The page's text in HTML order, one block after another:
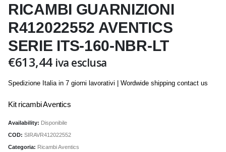
RICAMBI GUARNIZIONI
R412022552 AVENTICS
SERIE ITS-160-NBR-LT
€613,44 iva esclusa
Spedizione Italia in 7 giorni lavorativi | Wordwide shipping contact us
Kit ricambi Aventics
Availability: Disponibile
COD: SIRAVR412022552
Categoria: Ricambi Aventics